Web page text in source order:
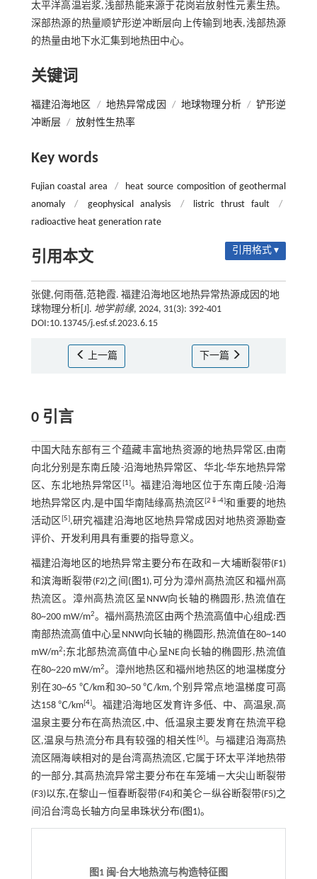
太平洋高温岩浆,浅部热能来源于花岗岩放射性元素生热。
深部热源的热量顺铲形逆冲断层向上传输到地表,浅部热源
的热量由地下水汇集到地热田中心。
关键词
福建沿海地区 / 地热异常成因 / 地球物理分析 / 铲形逆
冲断层 / 放射性生热率
Key words
Fujian coastal area /
heat source composition of geothermal
anomaly
/ geophysical analysis / listric thrust fault
/
radioactive heat generation rate
引用本文 引用格式 ▾
张健,何雨蓓,范艳霞. 福建沿海地区地热异常热源成因的地
球物理分析[J]. 地学前缘, 2024, 31(3): 392-401
DOI:10.13745/j.esf.sf.2023.6.15
上一篇 下一篇
0 引言
中国大陆东部有三个蕴藏丰富地热资源的地热异常区,由南
向北分别是东南丘陵-沿海地热异常区、华北-华东地热异常
区、东北地热异常区[1]。福建沿海地区位于东南丘陵-沿海
地热异常区内,是中国华南陆缘高热流区[2 ⇓-4]和重要的地热
活动区[5],研究福建沿海地区地热异常成因对地热资源勘查
评价、开发利用具有重要的指导意义。
福建沿海地区的地热异常主要分布在政和—大埔断裂带(F1)
和滨海断裂带(F2)之间( 图1),可分为漳州高热流区和福州高
热流区。漳州高热流区呈NNW向长轴的椭圆形,热流值在
80~200 mW/m2。福州高热流区由两个热流高值中心组成:西
南部热流高值中心呈NNW向长轴的椭圆形,热流值在80~140
mW/m2;东北部热流高值中心呈NE向长轴的椭圆形,热流值
在80~220 mW/m2。漳州地热区和福州地热区的地温梯度分
别在30~65 ℃/km和30~50 ℃/km,个别异常点地温梯度可高
达158 ℃/km[4]。福建沿海地区发育许多低、中、高温泉,高
温泉主要分布在高热流区,中、低温泉主要发育在热流平稳
区,温泉与热流分布具有较强的相关性[6]。与福建沿海高热
流区隔海峡相对的是台湾高热流区,它属于环太平洋地热带
的一部分,其高热流异常主要分布在车笼埔—大尖山断裂带
(F3)以东,在黎山—恒春断裂带(F4)和美仑—纵谷断裂带(F5)之
间沿台湾岛长轴方向呈串珠状分布(图1)。
图1 闽-台大地热流与构造特征图